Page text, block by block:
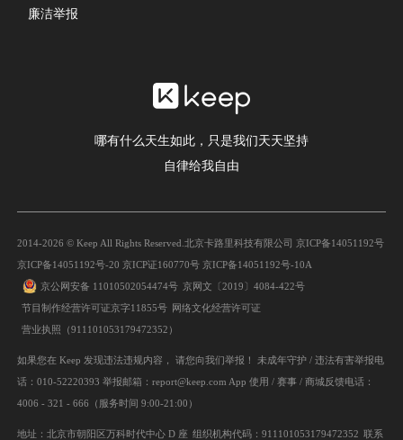
廉洁举报
哪有什么天生如此，只是我们天天坚持
自律给我自由
2014-2026 © Keep All Rights Reserved. 北京卡路里科技有限公司 京ICP备14051192号
京ICP备14051192号-20 京ICP证160770号 京ICP备14051192号-10A
京公网安备 11010502054474号 京网文〔2019〕4084-422号
节目制作经营许可证京字11855号 网络文化经营许可证
营业执照（911101053179472352）
如果您在 Keep 发现违法违规内容， 请您向我们举报！ 未成年守护 / 违法有害举报电
话：010-52220393 举报邮箱：report@keep.com App 使用 / 赛事 / 商城反馈电话：
4006 - 321 - 666（服务时间 9:00-21:00）
地址：北京市朝阳区万科时代中心 D 座 组织机构代码：911101053179472352 联系